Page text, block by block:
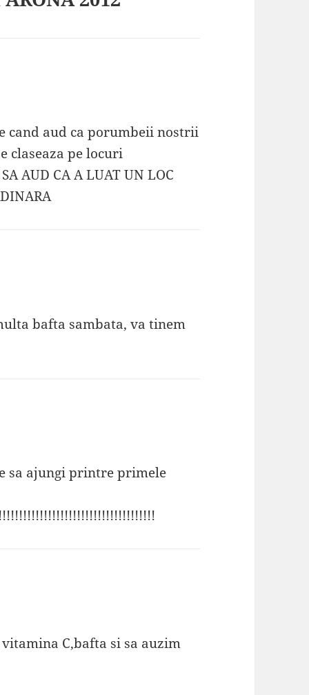
aud ca porumbeii nostrii
claseaza pe locuri
AUD CA A LUAT UN LOC
bafta sambata, va tinem
sa ajungi printre primele
C,bafta si sa auzim